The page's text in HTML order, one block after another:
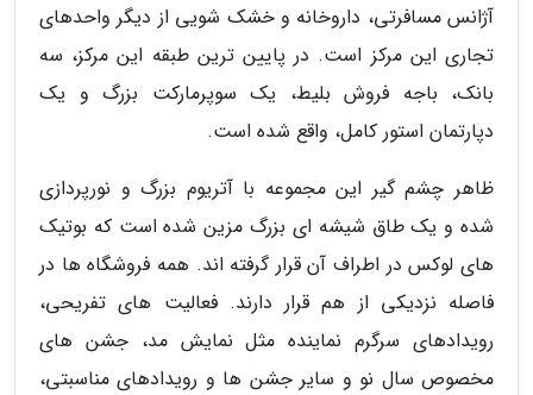
آژانس مسافرتی، داروخانه و خشک شویی از دیگر واحدهای
تجاری این مرکز است. در پایین ترین طبقه این مرکز، سه
بانک، باجه فروش بلیط، یک سوپرمارکت بزرگ و یک
دپارتمان استور کامل، واقع شده است.
ظاهر چشم گیر این مجموعه با آتریوم بزرگ و نورپردازی
شده و یک طاق شیشه ای بزرگ مزین شده است که بوتیک
های لوکس در اطراف آن قرار گرفته اند. همه فروشگاه ها در
فاصله نزدیکی از هم قرار دارند. فعالیت های تفریحی،
رویدادهای سرگرم نماینده مثل نمایش مد، جشن های
مخصوص سال نو و سایر جشن ها و رویدادهای مناسبتی،